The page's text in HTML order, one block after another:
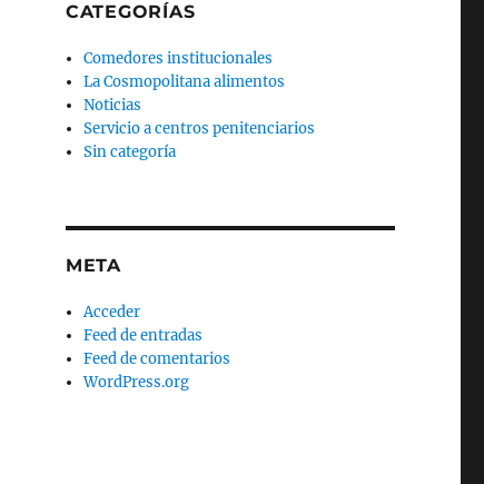
CATEGORÍAS
Comedores institucionales
La Cosmopolitana alimentos
Noticias
Servicio a centros penitenciarios
Sin categoría
META
Acceder
Feed de entradas
Feed de comentarios
WordPress.org